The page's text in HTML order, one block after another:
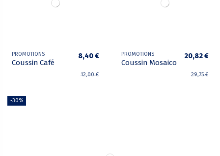
PROMOTIONS
Coussin Café
8,40 €
12,00 €
PROMOTIONS
Coussin Mosaico
20,82 €
29,75 €
-30%